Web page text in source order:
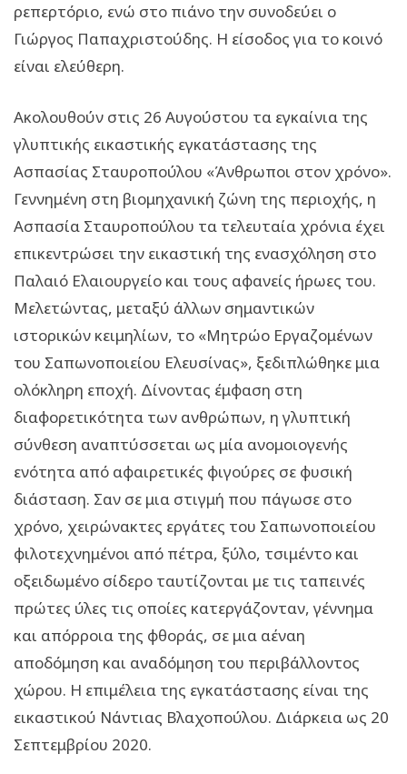
ρεπερτόριο, ενώ στο πιάνο την συνοδεύει ο
Γιώργος Παπαχριστούδης. Η είσοδος για το κοινό
είναι ελεύθερη.
Ακολουθούν στις 26 Αυγούστου τα εγκαίνια της
γλυπτικής εικαστικής εγκατάστασης της
Ασπασίας Σταυροπούλου «Άνθρωποι στον χρόνο».
Γεννημένη στη βιομηχανική ζώνη της περιοχής, η
Ασπασία Σταυροπούλου τα τελευταία χρόνια έχει
επικεντρώσει την εικαστική της ενασχόληση στο
Παλαιό Ελαιουργείο και τους αφανείς ήρωες του.
Μελετώντας, μεταξύ άλλων σημαντικών
ιστορικών κειμηλίων, το «Μητρώο Εργαζομένων
του Σαπωνοποιείου Ελευσίνας», ξεδιπλώθηκε μια
ολόκληρη εποχή. Δίνοντας έμφαση στη
διαφορετικότητα των ανθρώπων, η γλυπτική
σύνθεση αναπτύσσεται ως μία ανομοιογενής
ενότητα από αφαιρετικές φιγούρες σε φυσική
διάσταση. Σαν σε μια στιγμή που πάγωσε στο
χρόνο, χειρώνακτες εργάτες του Σαπωνοποιείου
φιλοτεχνημένοι από πέτρα, ξύλο, τσιμέντο και
οξειδωμένο σίδερο ταυτίζονται με τις ταπεινές
πρώτες ύλες τις οποίες κατεργάζονταν, γέννημα
και απόρροια της φθοράς, σε μια αέναη
αποδόμηση και αναδόμηση του περιβάλλοντος
χώρου. Η επιμέλεια της εγκατάστασης είναι της
εικαστικού Νάντιας Βλαχοπούλου. Διάρκεια ως 20
Σεπτεμβρίου 2020.